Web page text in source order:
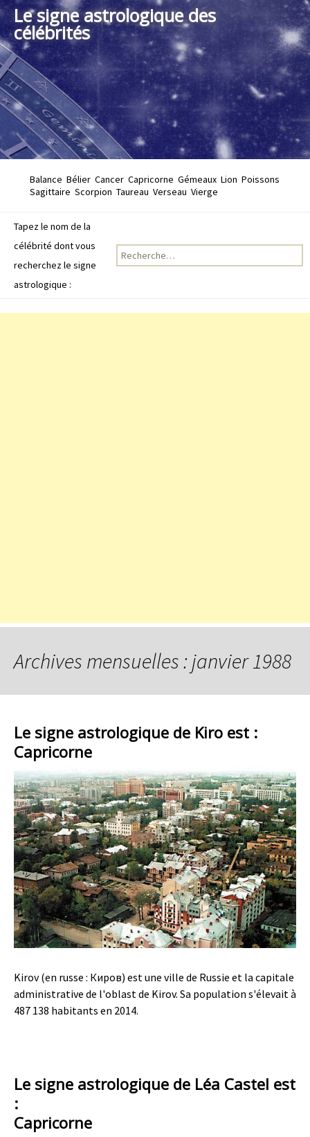
Le signe astrologique des
célébrités
Balance Bélier Cancer Capricorne Gémeaux Lion Poissons
Sagittaire Scorpion Taureau Verseau Vierge
Tapez le nom de la
célébrité dont vous
recherchez le signe
astrologique :
Recherche pour :
Archives mensuelles : janvier 1988
Le signe astrologique de Kiro est :
Capricorne
Kirov (en russe : Киров) est une ville de Russie et la capitale
administrative de l'oblast de Kirov. Sa population s'élevait à
487 138 habitants en 2014.
Le signe astrologique de Léa Castel est
:
Capricorne